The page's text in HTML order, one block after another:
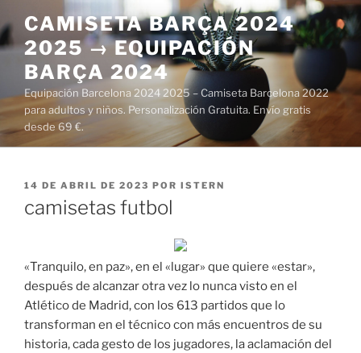
al
contenido
CAMISETA BARÇA 2024
2025 → EQUIPACIÓN
BARÇA 2024
Equipación Barcelona 2024 2025 – Camiseta Barcelona 2022
para adultos y niños. Personalización Gratuita. Envío gratis
desde 69 €.
PUBLICADO
14 DE ABRIL DE 2023 POR ISTERN
camisetas futbol
«Tranquilo, en paz», en el «lugar» que quiere «estar»,
después de alcanzar otra vez lo nunca visto en el
Atlético de Madrid, con los 613 partidos que lo
transforman en el técnico con más encuentros de su
historia, cada gesto de los jugadores, la aclamación del